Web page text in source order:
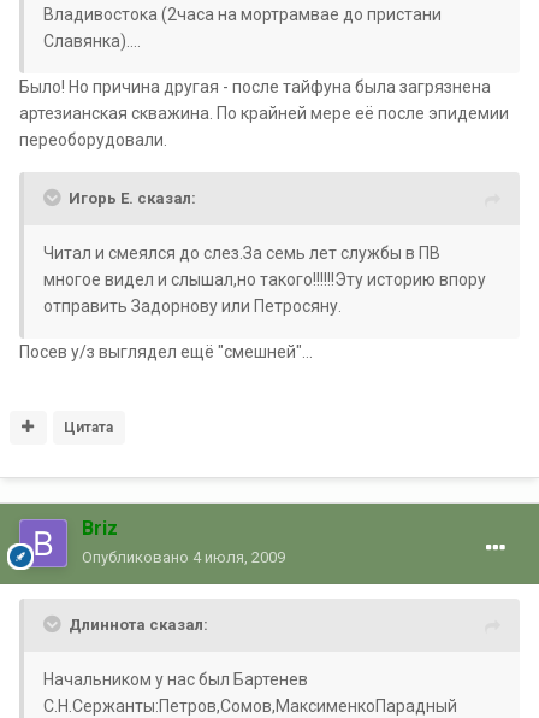
Владивостока (2часа на мортрамвае до пристани
Славянка)....
Было! Но причина другая - после тайфуна была загрязнена
артезианская скважина. По крайней мере её после эпидемии
переоборудовали.
Игорь Е. сказал:
Читал и смеялся до слез.За семь лет службы в ПВ
многое видел и слышал,но такого!!!!!!Эту историю впору
отправить Задорнову или Петросяну.
Посев у/з выглядел ещё "смешней"...
Цитата
Briz
Опубликовано 4 июля, 2009
Длиннота сказал:
Начальником у нас был Бартенев
С.Н.Сержанты:Петров,Сомов,МаксименкоПарадный